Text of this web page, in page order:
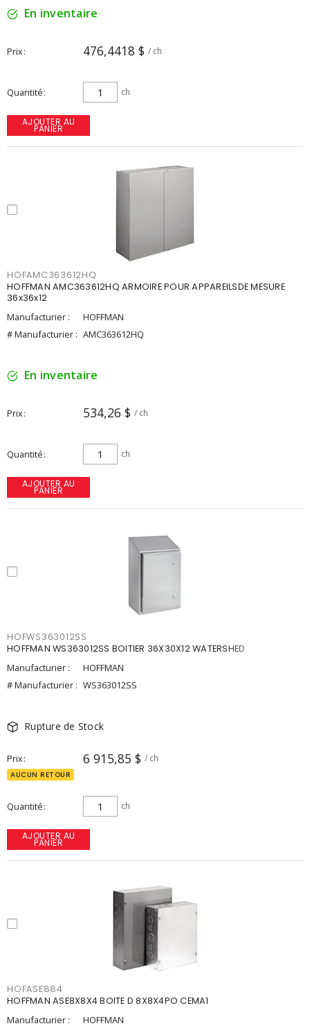
En inventaire
Prix 476,4418 $ / ch
Quantité ch
AJOUTER AU
PANIER
HOFAMC363612HQ
HOFFMAN AMC363612HQ ARMOIRE POUR APPAREILSDE MESURE
36x36x12
Manufacturier :
HOFFMAN
# Manufacturier : AMC363612HQ
En inventaire
Prix 534,26 $ / ch
Quantité ch
AJOUTER AU
PANIER
HOFWS363012SS
HOFFMAN WS363012SS BOITIER 36X30X12 WATERSHED
Manufacturier :
HOFFMAN
# Manufacturier : WS363012SS
Rupture de Stock
Prix 6 915,85 $ / ch
AUCUN RETOUR
Quantité ch
AJOUTER AU
PANIER
HOFASE884
HOFFMAN ASE8X8X4 BOITE D 8X8X4PO CEMA1
Manufacturier :
HOFFMAN